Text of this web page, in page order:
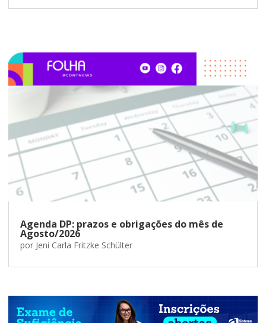
Agenda DP: prazos e obrigações do mês de
Agosto/2026
por Jeni Carla Fritzke Schülter